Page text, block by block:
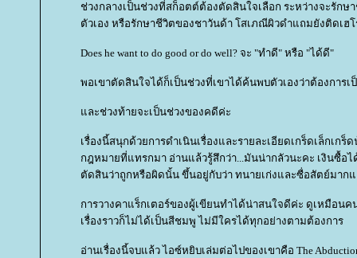
ช่วงกลางเป็นช่วงที่สก็อตต์ต้องตัดสินใจเลือก ระหว่างจะรัก
ตัวเอง หรือรักษาชีวิตของชาวันด้า โสเภณีผิวดำแถมยังติดเฮ
Does he want to do good or do well? จะ "ทำดี" หรือ "ได้ดี"
พอเขาตัดสินใจได้ก็เป็นช่วงที่เขาได้ค้นพบตัวเองว่าต้องการ
ละช่วงท้ายจะเป็นช่วงของคดีค่ะ
เรื่องนี้สนุกด้วยการดำเนินเรื่องและรายละเอียดเกร็ดเล็กเกร็
กฎหมายที่แทรกมา อ่านแล้วรู้สึกว่า...มันน่ากลัวนะคะ เงินซื้อไ
ตัดสินว่าถูกหรือผิดนั้น ขึ้นอยู่กับว่า ทนายเก่งและซื่อสัตย์มาก
การวางคาแร็กเตอร์ของผู้เขียนทำได้น่าสนใจดีค่ะ ดูเหมือนค
เรื่องราวก็ไม่ได้เป็นสีชมพู ไม่มีใครได้ทุกอย่างตามต้องการ
อ่านเรื่องนี้จบแล้ว ไอซ์หยิบเล่มต่อไปของเขาคือ The